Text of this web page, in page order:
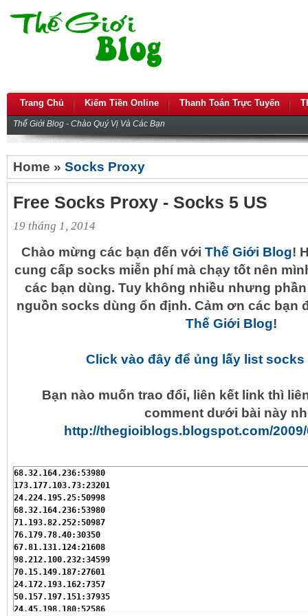
Trang Chủ Kiếm Tiền Online Thanh Toán Trực Tuyến
Thế Giới Blog - Chào Quý Vị Và Các Bạn
Home » Socks Proxy
Free Socks Proxy - Socks 5 US
19 tháng 1, 2014
Chào mừng các bạn đến với Thế Giới Blog!
cung cấp socks miễn phí mà chạy tốt nên
các bạn dùng. Tuy không nhiều nhưng
nguồn socks dùng ổn định. Cảm ơn các bạn
Thế Giới Blog!
Click vào đây để ủng lấy list
Bạn nào muốn trao đổi, liên kết link thì
comment dưới bài này
http://thegioiblogs.blogspot.com/
68.32.164.236:53980
173.177.103.73:23201
24.224.195.25:50998
68.32.164.236:53980
71.193.82.252:50987
76.179.78.40:30350
67.81.131.124:21608
98.212.100.232:34599
70.15.149.187:27601
24.172.193.162:7357
50.157.197.151:37935
24.45.198.180:52586